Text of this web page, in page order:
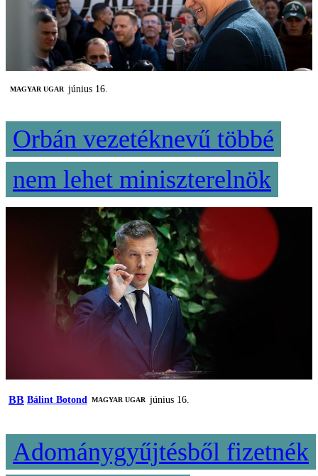
MAGYAR UGAR június 16.
Orbán vezetéknevű többé
nem lehet miniszterelnök
BB Bálint Botond MAGYAR UGAR június 16.
Adománygyűjtésből fizetnék